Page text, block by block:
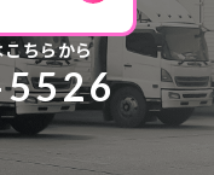
ちらから